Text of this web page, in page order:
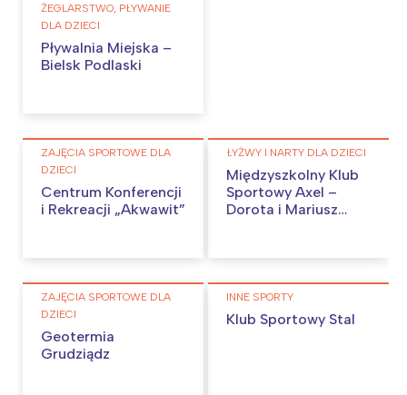
ŻEGLARSTWO, PŁYWANIE
DLA DZIECI
Pływalnia Miejska –
Bielsk Podlaski
ZAJĘCIA SPORTOWE DLA
DZIECI
Centrum Konferencji
i Rekreacji „Akwawit”
ŁYŻWY I NARTY DLA DZIECI
Międzyszkolny Klub
Sportowy Axel –
Dorota i Mariusz
ZAJĘCIA SPORTOWE DLA
DZIECI
Geotermia
Grudziądz
INNE SPORTY
Klub Sportowy Stal